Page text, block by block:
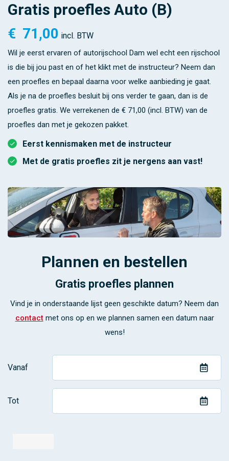
Gratis proefles Auto (B)
€ 71,00 incl. BTW
Wil je eerst ervaren of autorijschool Dam wel echt een rijschool
is die bij jou past en of het klikt met de instructeur? Neem dan
een proefles en bepaal daarna voor welke aanbieding je gaat.
Als je na de proefles besluit bij ons verder te gaan, dan is de
proefles gratis. We verrekenen de € 71,00 (incl. BTW) van de
proefles dan met je gekozen pakket.
Eerst kennismaken met de instructeur
Met de gratis proefles zit je nergens aan vast!
Plannen en bestellen
Gratis proefles plannen
Vind je in onderstaande lijst geen geschikte datum? Neem dan
contactmet ons op en we plannen samen een datum naar
wens!
Vanaf
Tot